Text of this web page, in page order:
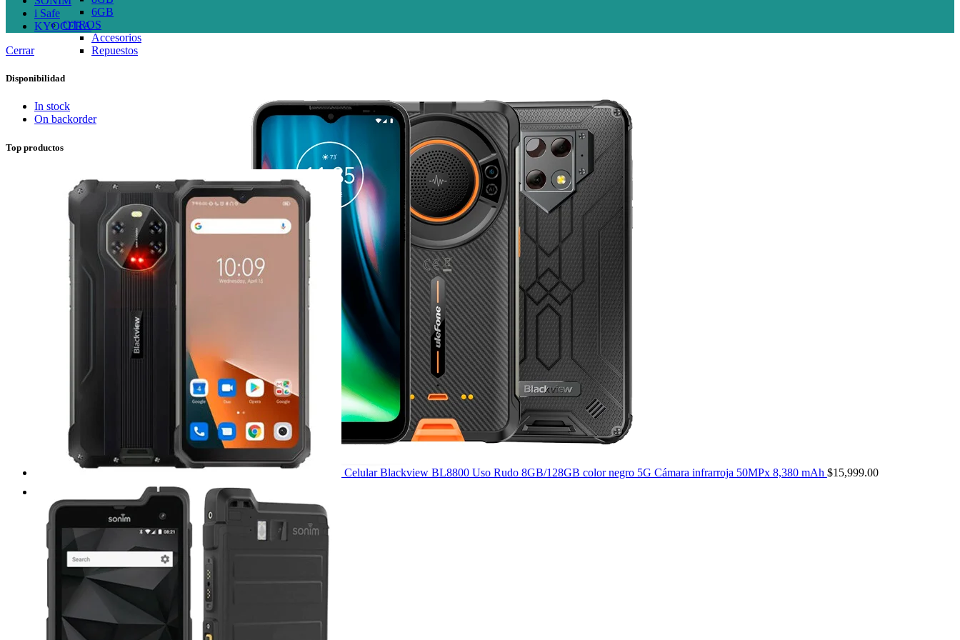
6GB
OTROS
Accesorios
Repuestos
MARCA
DELL
Emdoor
Triton
Acer
Samsung
Teguar
DT Research
Zebra
i Safe
KYOCERA
Cerrar
Disponibilidad
In stock
On backorder
Top productos
Celular Blackview BL8800 Uso Rudo 8GB/128GB color negro 5G Cámara infrarroja 50MPx 8,380 mAh $15,999.00